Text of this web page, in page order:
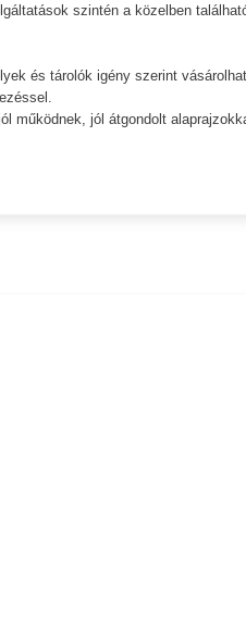
szintén a közelben
és tárolók igény szerint
működnek, jól átgondolt